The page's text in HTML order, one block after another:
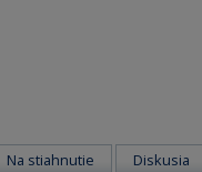
Na stiahnutie Diskusia